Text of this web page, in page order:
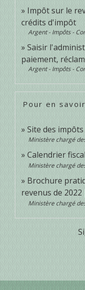
Impôt sur le
crédits d'impôt
Argent - Impôts -
Saisir
paiement,
Argent - Impôts -
Pour en
Site des impôts
Ministère chargé
Calendrier
Ministère chargé
Brochure
revenus de 2022
Ministère chargé